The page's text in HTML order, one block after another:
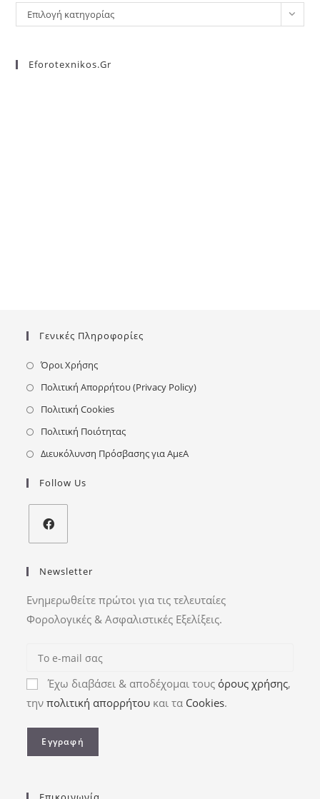
Επιλογή κατηγορίας
Eforotexnikos.gr
Γενικές Πληροφορίες
Όροι Χρήσης
Πολιτική Απορρήτου (Privacy Policy)
Πολιτική Cookies
Πολιτική Ποιότητας
Διευκόλυνση Πρόσβασης για ΑμεΑ
Follow Us
Newsletter
Ενημερωθείτε πρώτοι για τις τελευταίες
Φορολογικές & Ασφαλιστικές Εξελίξεις.
Έχω διαβάσει & αποδέχομαι τους όρους χρήσης,
τηνπολιτική απορρήτου και τα Cookies.